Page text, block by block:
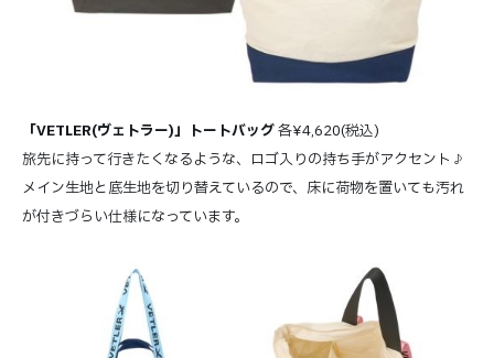
「VETLER(ヴェトラー)」トートバッグ各¥4,620(税込)
旅先に持って行きたくなるような、ロゴ入りの持ち手がアクセント♪
メイン生地と底生地を切り替えているので、床に荷物を置いても汚れ
が付きづらい仕様になっています。